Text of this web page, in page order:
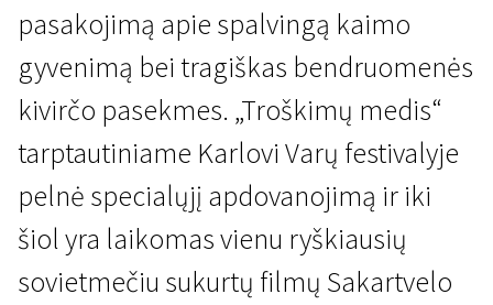
Lietuvos archyvo lobiai - didžiųjų Sakartvelo kūrėjų filmai
Troškimų medis
1 val. 47 min. | Drama | N-13
pasakojimą apie spalvingą kaimo
gyvenimą bei tragiškas bendruomenės
kivirčo pasekmes. „Troškimų medis“
tarptautiniame Karlovi Varų festivalyje
pelnė specialųjį apdovanojimą ir iki
šiol yra laikomas vienu ryškiausių
sovietmečiu sukurtų filmų Sakartvelo